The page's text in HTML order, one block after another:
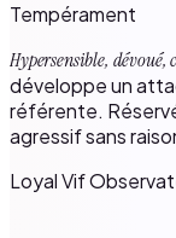
Tempérament
Hypersensible, dévoué,
développe un
référente.
agressif sans
LoyalVif